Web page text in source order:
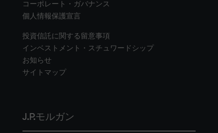
コーポレート・ガバナンス
個人情報保護宣言
投資信託に関する留意事項
インベストメント・スチュワードシップ
お知らせ
サイトマップ
J.P.モルガン